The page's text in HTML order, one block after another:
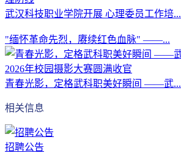
武汉科技职业学院开展 心理委员工作培...
"缅怀革命先烈，赓续红色血脉" ——...
青春光影，定格武科职美好瞬间 ——武...
相关信息
招聘公告